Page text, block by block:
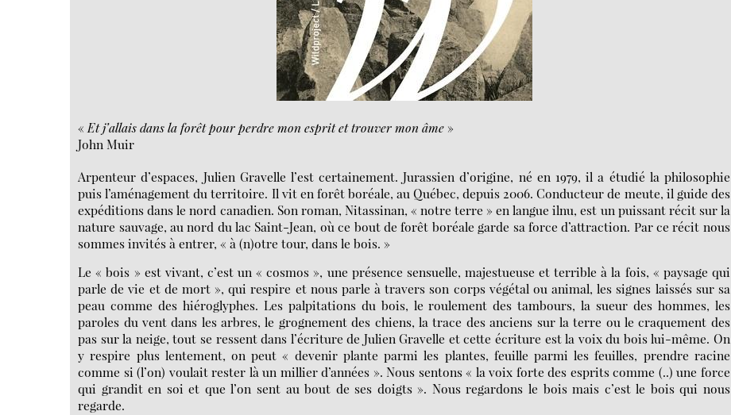
« Et j’allais dans la forêt pour perdre mon esprit et trouver mon âme »
John Muir
Arpenteur d’espaces, Julien Gravelle l’est certainement. Jurassien d’origine, né en 1979, il a étudié la philosophie
puis l’aménagement du territoire. Il vit en forêt boréale, au Québec, depuis 2006. Conducteur de meute, il guide des
expéditions dans le nord canadien. Son roman, Nitassinan, « notre terre » en langue ilnu, est un puissant récit sur la
nature sauvage, au nord du lac Saint-Jean, où ce bout de forêt boréale garde sa force d’attraction. Par ce récit nous
sommes invités à entrer, « à (n)otre tour, dans le bois. »
Le « bois » est vivant, c’est un « cosmos », une présence sensuelle, majestueuse et terrible à la fois, « paysage qui
parle de vie et de mort », qui respire et nous parle à travers son corps végétal ou animal, les signes laissés sur sa
peau comme des hiéroglyphes. Les palpitations du bois, le roulement des tambours, la sueur des hommes, les
paroles du vent dans les arbres, le grognement des chiens, la trace des anciens sur la terre ou le craquement des
pas sur la neige, tout se ressent dans l’écriture de Julien Gravelle et cette écriture est la voix du bois lui-même. On
y respire plus lentement, on peut « devenir plante parmi les plantes, feuille parmi les feuilles, prendre racine
comme si (l’on) voulait rester là un millier d’années ». Nous sentons « la voix forte des esprits comme (..) une force
qui grandit en soi et que l’on sent au bout de ses doigts ». Nous regardons le bois mais c’est le bois qui nous
regarde.